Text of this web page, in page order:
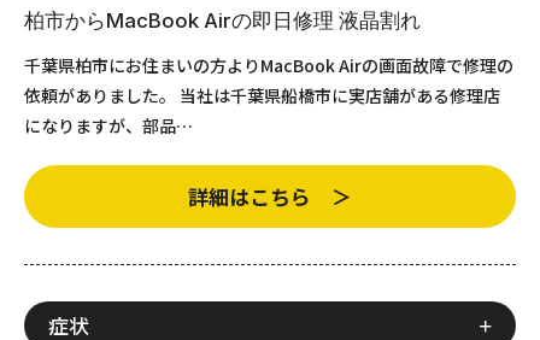
柏市からMacBook Airの即日修理 液晶割れ
千葉県柏市にお住まいの方よりMacBook Airの画面故障で修理の
依頼がありました。 当社は千葉県船橋市に実店舗がある修理店
になりますが、部品…
詳細はこちら ＞
症状